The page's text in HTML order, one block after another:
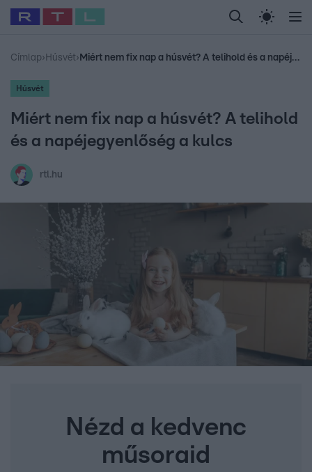
Legfrissebb RTL Híradó Randi Celeb vagyok,
Babits Marcella Most Wanted Gallusz
Címlap› Húsvét› Miért nem fix nap a húsvét? A telihold és a napéjegyenlőség a kulcs
Húsvét
Miért nem fix nap a húsvét? A telihold
és a napéjegyenlőség a kulcs
rtl.hu
Nézd a kedvenc
műsoraid